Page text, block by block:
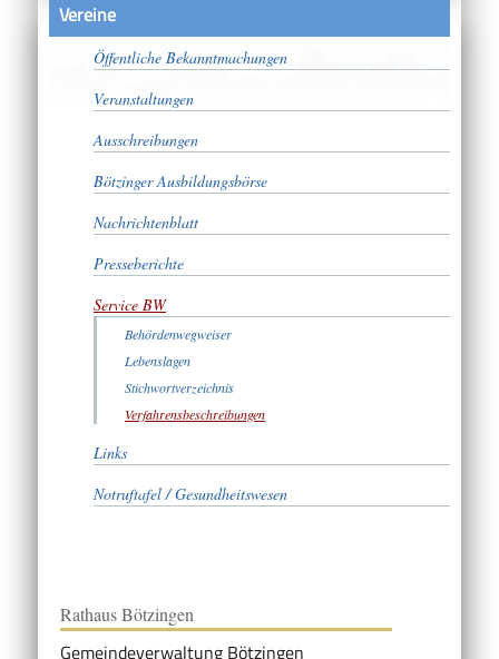
VereineSatzungen
Öffentliche Bekanntmachungen
Veranstaltungen
Ausschreibungen
Bötzinger Ausbildungsbörse
Nachrichtenblatt
Presseberichte
Service BW
Behördenwegweiser
Lebenslagen
Stichwortverzeichnis
Verfahrensbeschreibungen
Links
Notruftafel / Gesundheitswesen
Rathaus Bötzingen
Gemeindeverwaltung Bötzingen